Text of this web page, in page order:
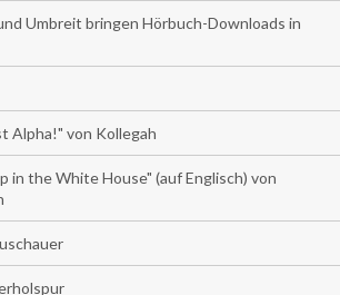
Umbreit bringen Hörbuch-Downloads in
Alpha!" von Kollegah
in the White House" (auf Englisch) von